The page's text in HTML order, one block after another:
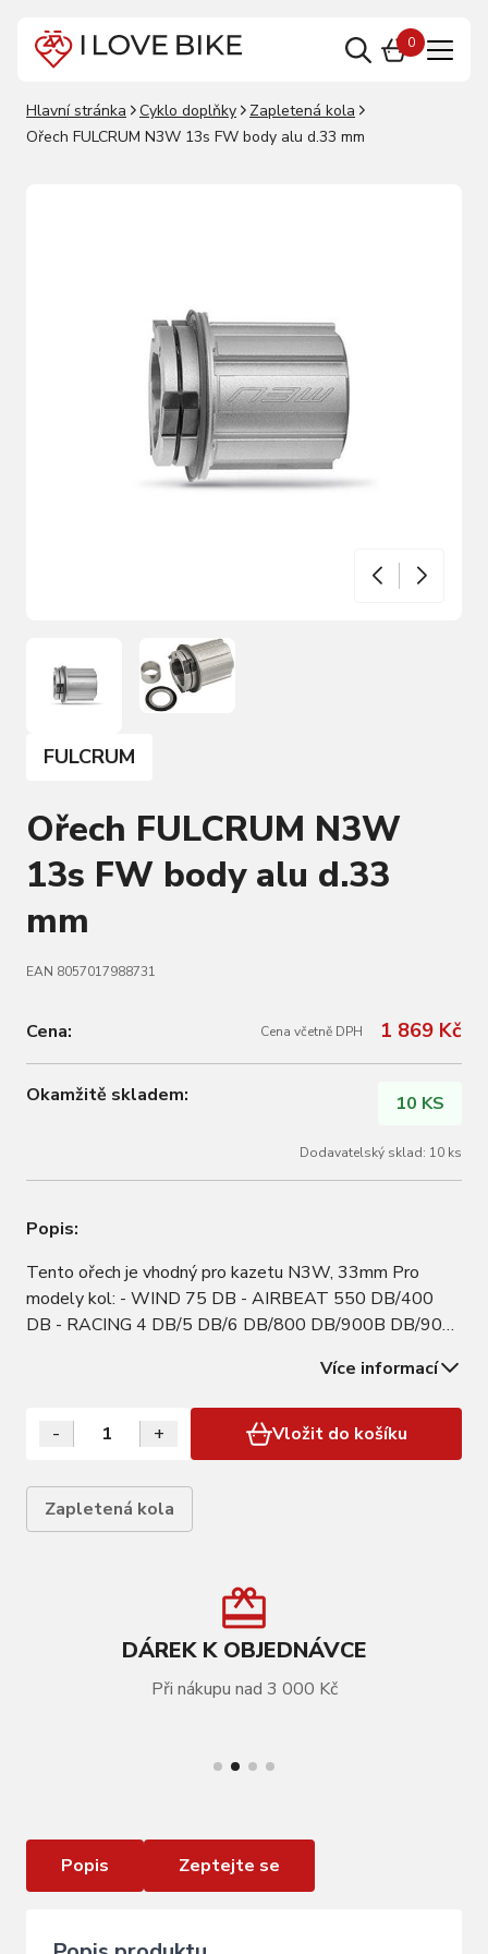
0
Hlavní stránka Cyklo doplňky
Zapletená kola
Ořech FULCRUM N3W 13s FW body alu d.33 mm
FULCRUM
Ořech FULCRUM N3W
13s FW body alu d.33
mm
EAN 8057017988731
Cena: Cena včetně DPH 1 869 Kč
Okamžitě skladem: 10 KS
Dodavatelský sklad: 10 ks
Popis:
Tento ořech je vhodný pro kazetu N3W, 33mm Pro
modely kol: - WIND 75 DB - AIRBEAT 550 DB/400
DB - RACING 4 DB/5 DB/6 DB/800 DB/900B DB/900
700c/900 650B/900 700c - E-RACING 4/900
Více informací
- + Vložit do košíku
Zapletená kola
DÁREK K OBJEDNÁVCE
Při nákupu nad 3 000 Kč
Ořech FULCRUM N3W 13s FW body alu d.33
Popis Zeptejte se